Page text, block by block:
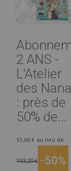
2 ANS -
L'Atelier
des
: près de
50% de...
51,60 € au lieu de
103,20 € -50%